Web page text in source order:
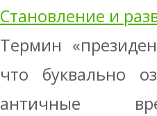
Становление и
Термин
что буквально
античные